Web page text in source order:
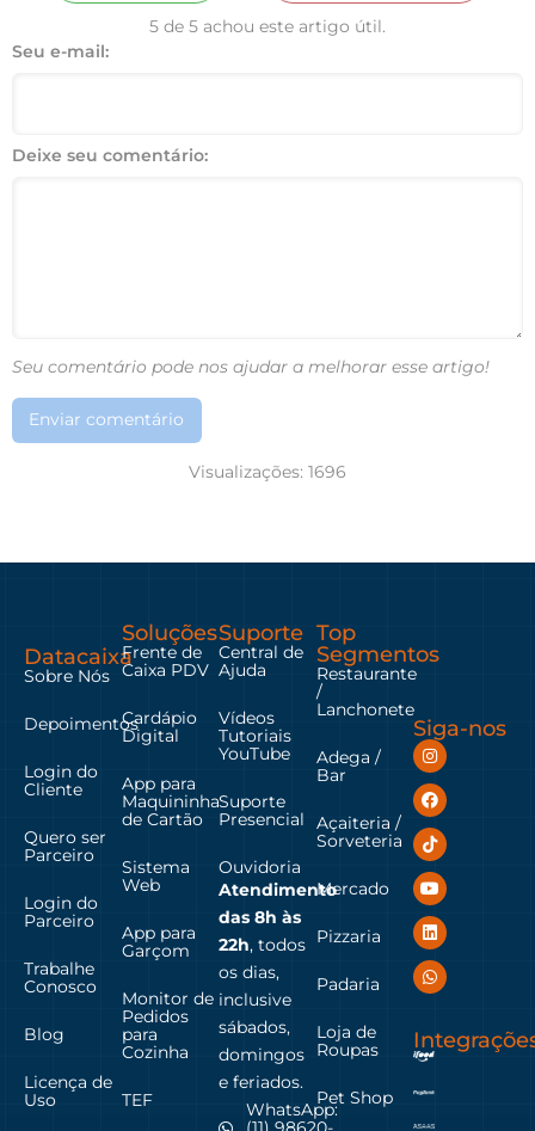
5 de 5 achou este artigo útil.
Seu e-mail:
Deixe seu comentário:
Seu comentário pode nos ajudar a melhorar esse artigo!
Enviar comentário
Visualizações: 1696
Datacaixa
Sobre Nós
Depoimentos
Login do
Cliente
Quero ser
Parceiro
Login do
Parceiro
Trabalhe
Conosco
Blog
Licença de
Uso
Soluções
Frente de
Caixa PDV
Cardápio
Digital
App para
Maquininha
de Cartão
Sistema
Web
App para
Garçom
Monitor de
Pedidos
para
Cozinha
TEF
Suporte
Central de
Ajuda
Vídeos
Tutoriais
YouTube
Suporte
Presencial
Ouvidoria
Atendimento
das 8h às
22h, todos
os dias,
inclusive
sábados,
domingos
e feriados.
WhatsApp:
Top
Segmentos
Restaurante
/
Lanchonete
Adega /
Bar
Açaiteria /
Sorveteria
Mercado
Pizzaria
Padaria
Loja de
Roupas
Pet Shop
Siga-nos